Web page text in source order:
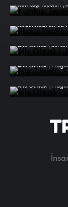
Kumtaşı Tepeleri |
Abdul Rauf'un Su
Aile Olmak |
Aile Olmak |
Aile Olmak |